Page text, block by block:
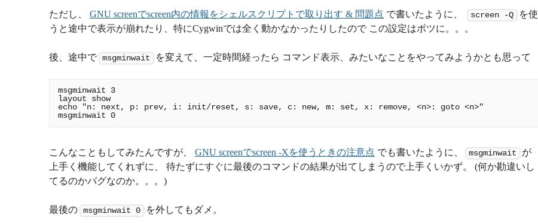
ただし、 GNU screenでscreen内の情報をシェルスクリプトで取り出す & 問題点 で書いたように、 screen -Q
を使
うと途中で表示が崩れたり、特にCygwinでは全く動かなかったりしたので この設定はボツに。。。
後、途中で msgminwait を変えて、一定時間経ったら コマンド表示、みたいなことをやってみようかとも思って
msgminwait 3
layout show
echo "n: next, p: prev, i: init/reset, s: save, c: new, m: set, x: remove, <n>: goto <n>"
こんなこともしてみたんですが、 GNU screenでscreen -Xを使うときの注意点 でも書いたように、 msgminwait
が
上手く機能してくれずに、 待たずにすぐに最後のコマンドの結果が出てしまうので上手くいかず。 (何か勘違いし
てるのかバグなのか。。。)
最後の msgminwait 0 を外してもダメ。